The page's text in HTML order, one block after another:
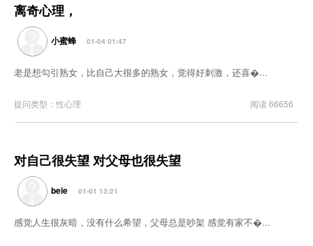
离奇心理，
小蜜蜂 01-04 01:47
老是想勾引熟女，比自己大很多的熟女，觉得好刺激，还喜�...
提问类型：性心理 阅读 66656
对自己很失望 对父母也很失望
beie 01-01 13:21
感觉人生很灰暗，没有什么希望，父母总是吵架 感觉有家不�...